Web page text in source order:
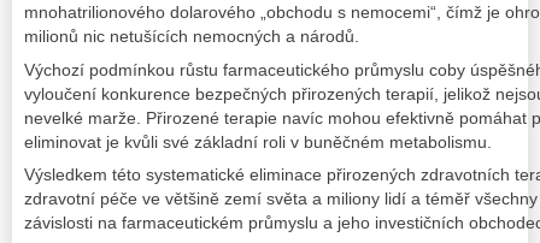
mnohatrilionového dolarového „obchodu s nemocemi“, čímž je
milionů nic netušících nemocných a národů.
Výchozí podmínkou růstu farmaceutického průmyslu coby
vyloučení konkurence bezpečných přirozených terapií, jelikož
nevelké marže. Přirozené terapie navíc mohou efektivně pomáhat
eliminovat je kvůli své základní roli v buněčném metabolismu.
Výsledkem této systematické eliminace přirozených zdravotních
zdravotní péče ve většině zemí světa a miliony lidí a téměř
závislosti na farmaceutickém průmyslu a jeho investičních